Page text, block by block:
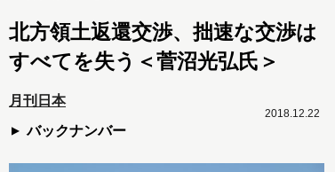
北方領土返還交渉、拙速な交渉は
すべてを失う＜菅沼光弘氏＞
月刊日本
バックナンバー
2018.12.22